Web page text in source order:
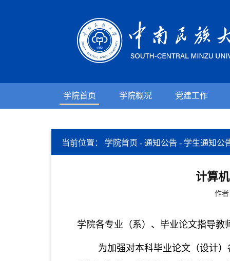
学院首页 学院概况 党建工作
当前位置： 学院首页 - 通知公告 - 学生通知公
计算
作
学院各专业（系）、毕业论文指导教
为加强对本科毕业论文（设计